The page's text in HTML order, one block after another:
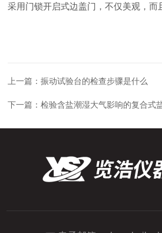
采用门锁开启式边盖门，不仅美观，而
上一篇：振动试验台的检查步骤是什么
下一篇：检验含盐潮湿大气影响的复合式